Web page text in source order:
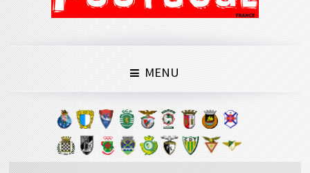
MENU